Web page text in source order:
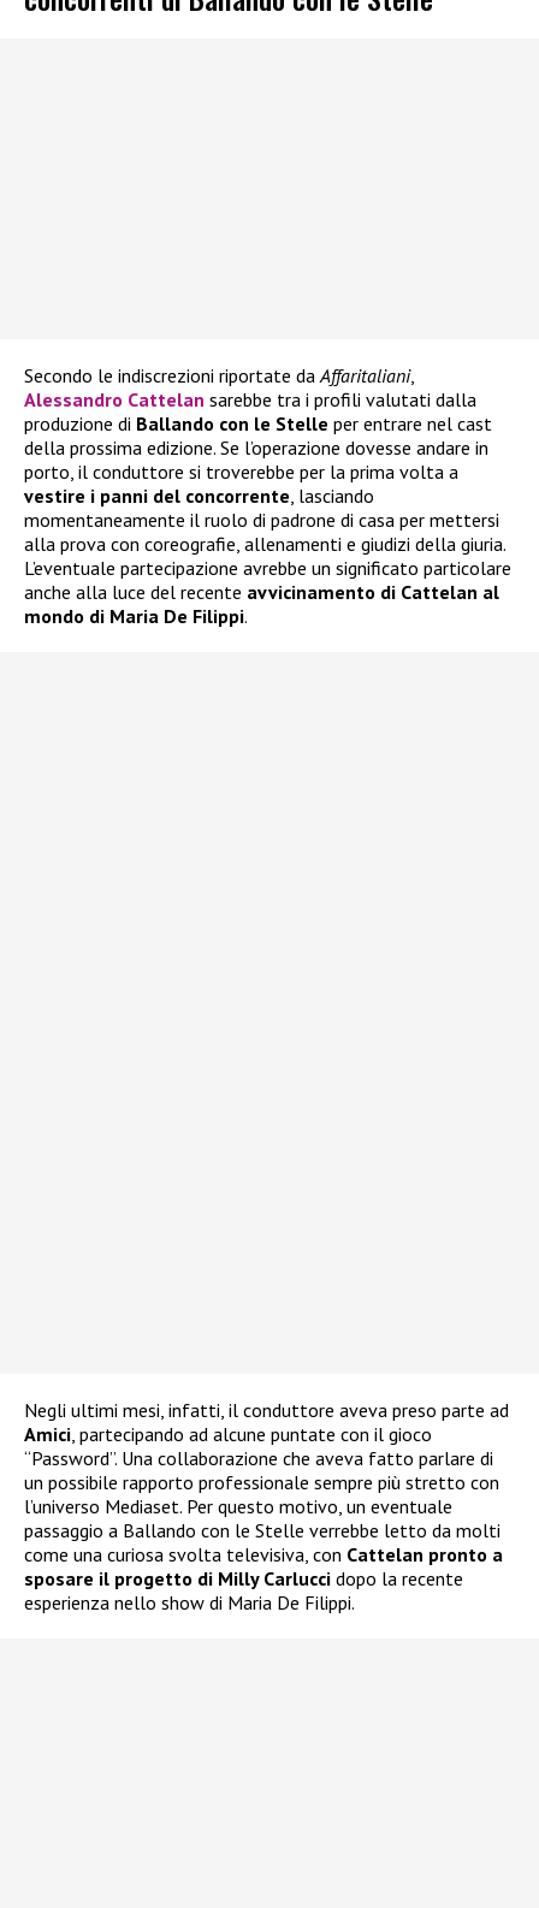
Secondo le indiscrezioni riportate da Affaritaliani,
Alessandro Cattelan sarebbe tra i profili valutati dalla
produzione di Ballando con le Stelle per entrare nel cast
della prossima edizione. Se l’operazione dovesse andare in
porto, il conduttore si troverebbe per la prima volta a
vestire i panni del concorrente , lasciando
momentaneamente il ruolo di padrone di casa per mettersi
alla prova con coreografie, allenamenti e giudizi della giuria.
L’eventuale partecipazione avrebbe un significato particolare
anche alla luce del recente avvicinamento di Cattelan al
mondo di Maria De Filippi.
Negli ultimi mesi, infatti, il conduttore aveva preso parte ad
Amici , partecipando ad alcune puntate con il gioco
“Password”. Una collaborazione che aveva fatto parlare di
un possibile rapporto professionale sempre più stretto con
l’universo Mediaset. Per questo motivo, un eventuale
passaggio a Ballando con le Stelle verrebbe letto da molti
come una curiosa svolta televisiva, con Cattelan pronto a
sposare il progetto di Milly Carlucci dopo la recente
esperienza nello show di Maria De Filippi.